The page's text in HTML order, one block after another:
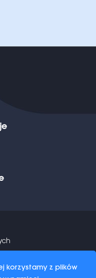
All rights reserved
korzystamy z plików